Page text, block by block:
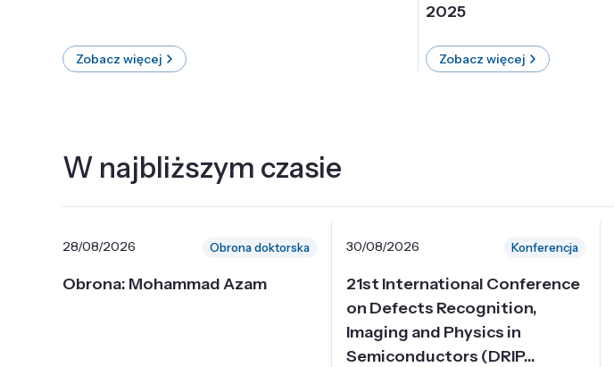
Zobacz więcej
2025
Zobacz więcej
W najbliższym czasie
28/08/2026 Obrona doktorska
Obrona: Mohammad Azam
30/08/2026 Konferencja
21st International Conference
on Defects Recognition,
Imaging and Physics in
Semiconductors (DRIP...